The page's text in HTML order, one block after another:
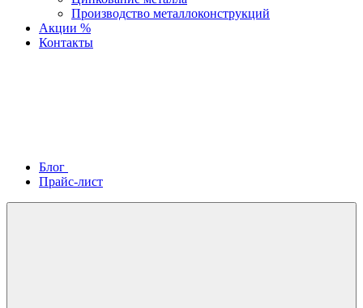
Производство металлоконструкций
Акции %
Контакты
Блог
Прайс-лист